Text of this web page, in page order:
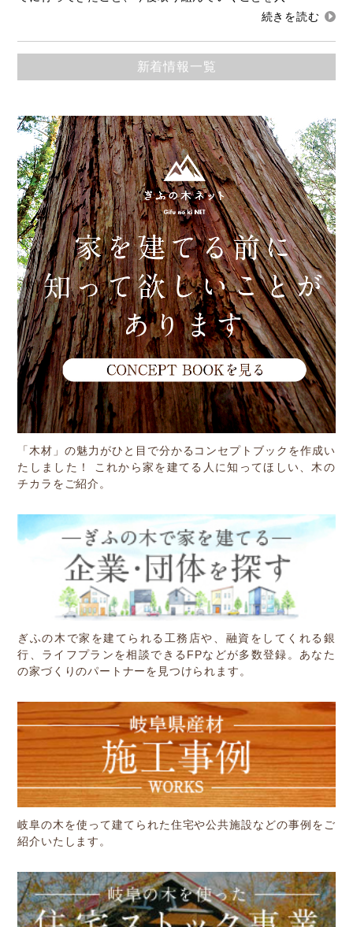
新着情報一覧
「木材」の魅力がひと目で分かるコンセプトブックを作成い
たしました！ これから家を建てる人に知ってほしい、木の
チカラをご紹介。
ぎふの木で家を建てられる工務店や、融資をしてくれる銀
行、ライフプランを相談できるFPなどが多数登録。あなた
の家づくりのパートナーを見つけられます。
岐阜の木を使って建てられた住宅や公共施設などの事例をご
紹介いたします。